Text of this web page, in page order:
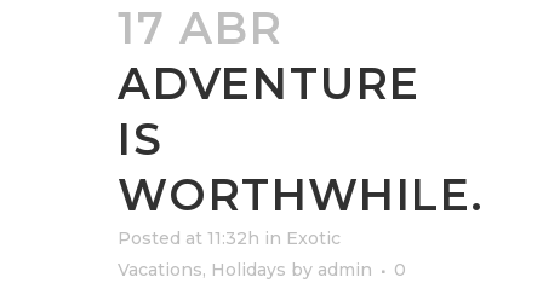
17 ABR
ADVENTURE
IS
WORTHWHILE.
Posted at 11:32h in Exotic
Vacations, Holidays by admin
0